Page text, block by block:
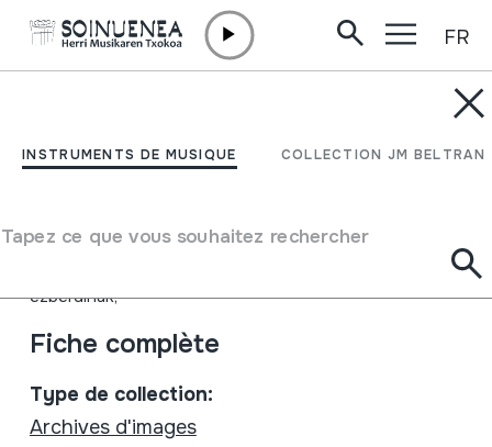
INSTRUMENTS DE MUSIQUE COLLECTION JM BELTRAN
Tapez ce que vous souhaitez rechercher
FR
Gipuzkoa I (Gaztelerazko
Auteur
ezberdinak;
Fiche complète
Type de collection:
Archives d'images